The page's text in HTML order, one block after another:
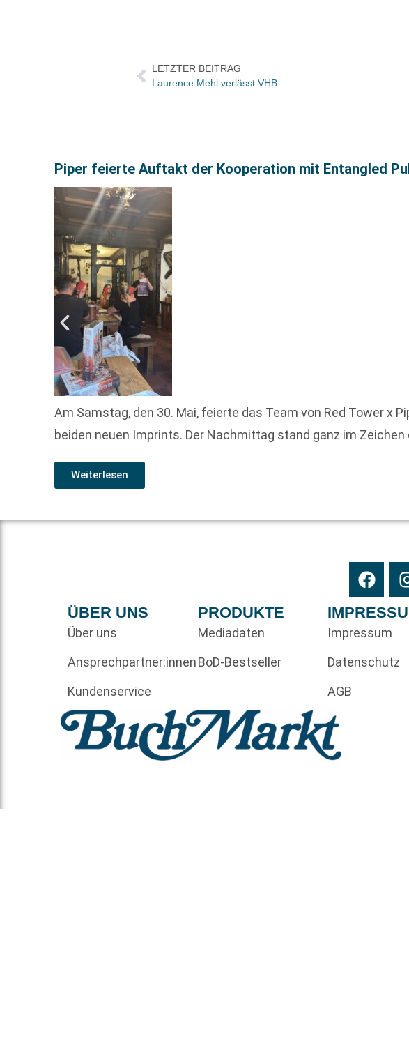
LETZTER BEITRAG
Laurence Mehl verlässt VHB
Piper feierte Auftakt der Kooperation mit Entangled
Am Samstag, den 30. Mai, feierte das Team von Red Tower x
beiden neuen Imprints. Der Nachmittag stand ganz im
Weiterlesen
ÜBER UNS
Über uns
Ansprechpartner:innen
Kundenservice
PRODUKTE
Mediadaten
BoD-Bestseller
Impressum
Datenschutz
AGB